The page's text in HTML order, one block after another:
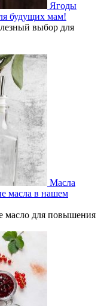
Ягоды
будущих мам!
выбор для
Масла
масла в нашем
масло для повышения